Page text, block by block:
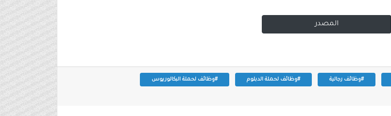
المصدر
#وظائف رجالية #وظائف لحملة الدبلوم #وظائف لحملة البكالوريوس